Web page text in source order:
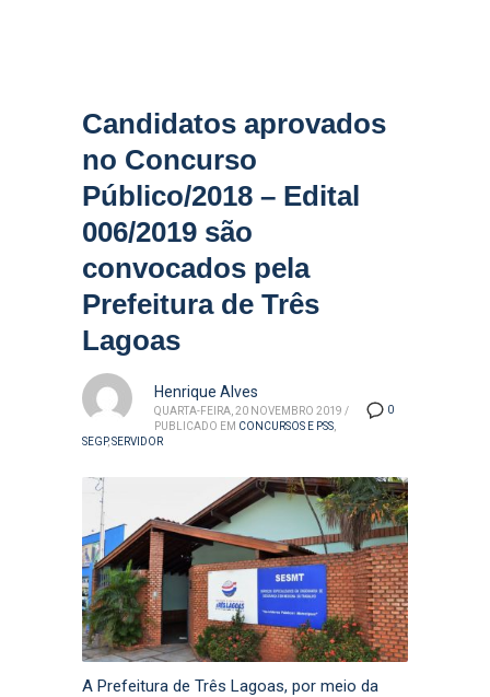
Candidatos aprovados
no Concurso
Público/2018 – Edital
006/2019 são
convocados pela
Prefeitura de Três
Lagoas
0
Henrique Alves
QUARTA-FEIRA, 20 NOVEMBRO 2019 /
PUBLICADO EM CONCURSOS E PSS,
SEGP,SERVIDOR
A Prefeitura de Três Lagoas, por meio da